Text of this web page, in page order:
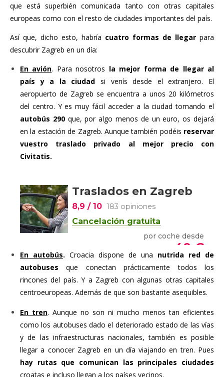
que está superbién comunicada tanto con otras capitales
europeas como con el resto de ciudades importantes del país.
Así que, dicho esto, habría cuatro formas de llegar para
descubrir Zagreb en un día:
En avión. Para nosotros la mejor forma de llegar al
país y a la ciudad si venís desde el extranjero. El
aeropuerto de Zagreb se encuentra a unos 20 kilómetros
del centro. Y es muy fácil acceder a la ciudad tomando el
autobús 290que, por algo menos de un euro, os dejará
en la estación de Zagreb. Aunque también podéis reservar
vuestro traslado privado al mejor precio con
Civitatis.
En autobús. Croacia dispone de una nutrida red de
autobuses que conectan prácticamente todos los
rincones del país. Y a Zagreb con algunas otras capitales
centroeuropeas. Además de que son bastante asequibles.
En tren. Aunque no son ni mucho menos tan eficientes
como los autobuses dado el deteriorado estado de las vías
y de las infraestructuras nacionales, también es posible
llegar a conocer Zagreb en un día viajando en tren. Pues
hay rutas que comunican las principales ciudades
croatas e incluso llegan a los países vecinos.